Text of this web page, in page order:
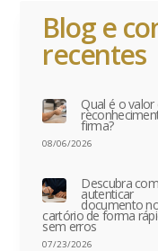
Blog e
recentes
Qual é o valor
firma?
08/06/2026
Descubra
autenticar
documento
cartório de forma
sem erros
07/23/2026